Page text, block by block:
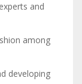
and
among
developing